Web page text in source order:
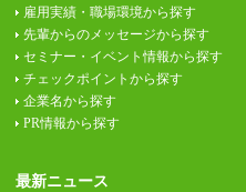
雇用実績・職場環境から探す
先輩からのメッセージから探す
セミナー・イベント情報から探す
チェックポイントから探す
企業名から探す
PR情報から探す
最新ニュース